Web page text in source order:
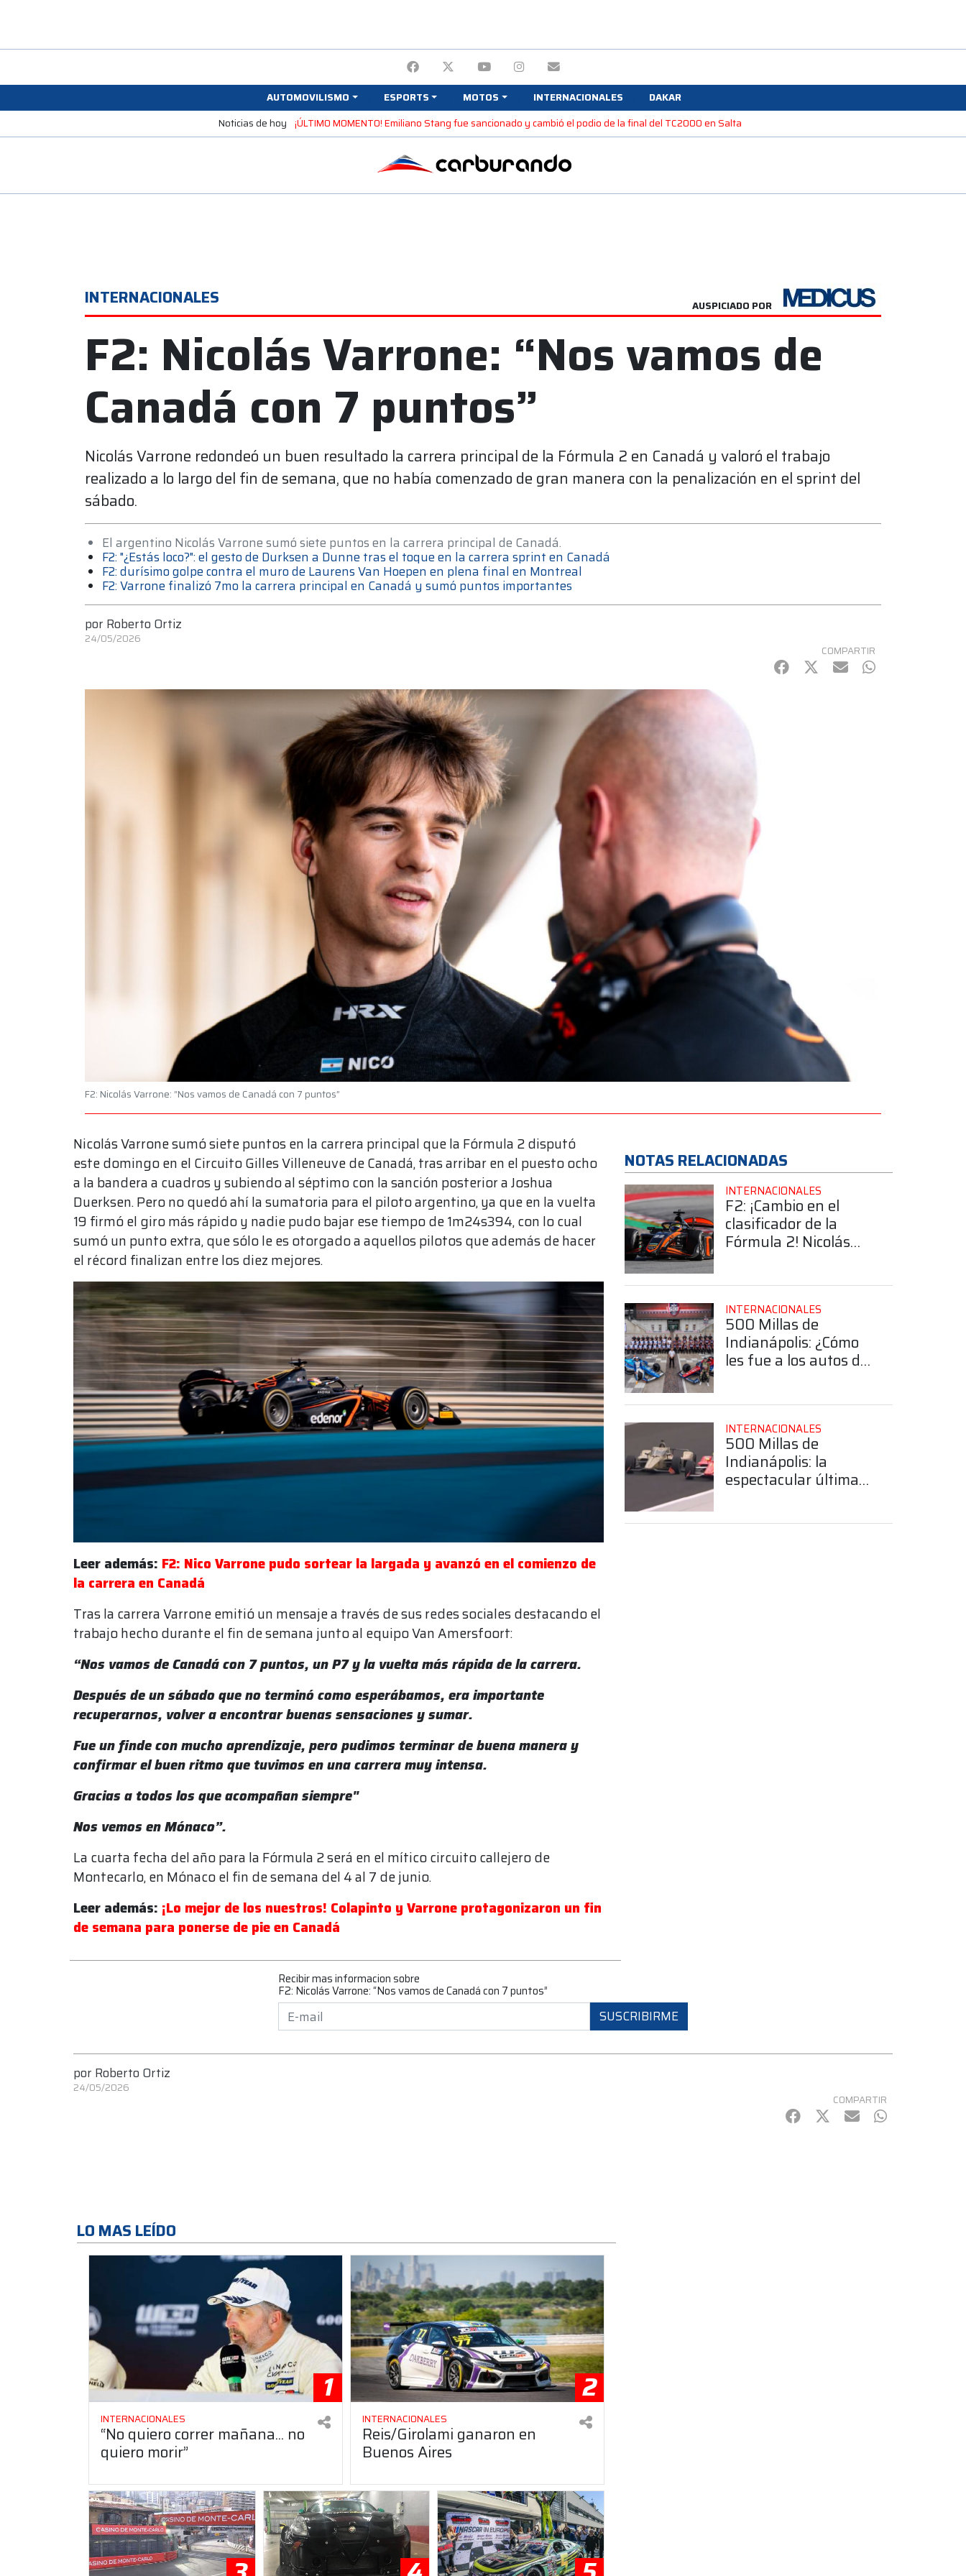
AUTOMOVILISMO ESPORTS MOTOS INTERNACIONALES
DAKAR
Noticias de hoy ¡ÚLTIMO MOMENTO! Emiliano Stang fue sancionado y cambió el podio de la final del TC2000 en Salta
INTERNACIONALES AUSPICIADO POR
F2: Nicolás Varrone: “Nos vamos de
Canadá con 7 puntos”
Nicolás Varrone redondeó un buen resultado la carrera principal de la Fórmula 2 en Canadá y valoró el trabajo
realizado a lo largo del fin de semana, que no había comenzado de gran manera con la penalización en el sprint del
sábado.
El argentino Nicolás Varrone sumó siete puntos en la carrera principal de Canadá.
F2: "¿Estás loco?": el gesto de Durksen a Dunne tras el toque en la carrera sprint en Canadá
F2: durísimo golpe contra el muro de Laurens Van Hoepen en plena final en Montreal
F2: Varrone finalizó 7mo la carrera principal en Canadá y sumó puntos importantes
por Roberto Ortiz
24/05/2026
COMPARTIR
Facebook
Twitter
mail WhatsApp
F2: Nicolás Varrone: “Nos vamos de Canadá con 7 puntos”
Nicolás Varrone sumó siete puntos en la carrera principal que la Fórmula 2 disputó
este domingo en el Circuito Gilles Villeneuve de Canadá, tras arribar en el puesto ocho
a la bandera a cuadros y subiendo al séptimo con la sanción posterior a Joshua
Duerksen. Pero no quedó ahí la sumatoria para el piloto argentino, ya que en la vuelta
19 firmó el giro más rápido y nadie pudo bajar ese tiempo de 1m24s394, con lo cual
sumó un punto extra, que sólo le es otorgado a aquellos pilotos que además de hacer
el récord finalizan entre los diez mejores.
Leer además: F2: Nico Varrone pudo sortear la largada y avanzó en el comienzo de
la carrera en Canadá
Tras la carrera Varrone emitió un mensaje a través de sus redes sociales destacando el
trabajo hecho durante el fin de semana junto al equipo Van Amersfoort:
“Nos vamos de Canadá con 7 puntos, un P7 y la vuelta más rápida de la carrera.
Después de un sábado que no terminó como esperábamos, era importante
recuperarnos, volver a encontrar buenas sensaciones y sumar.
Fue un finde con mucho aprendizaje, pero pudimos terminar de buena manera y
confirmar el buen ritmo que tuvimos en una carrera muy intensa.
Gracias a todos los que acompañan siempre"
Nos vemos en Mónaco”.
La cuarta fecha del año para la Fórmula 2 será en el mítico circuito callejero de
Montecarlo, en Mónaco el fin de semana del 4 al 7 de junio.
Leer además: ¡Lo mejor de los nuestros! Colapinto y Varrone protagonizaron un fin
de semana para ponerse de pie en Canadá
NOTAS RELACIONADAS
INTERNACIONALES
F2: ¡Cambio en el
clasificador de la
Fórmula 2! Nicolás
INTERNACIONALES
500 Millas de
Indianápolis: ¿Cómo
les fue a los autos del
INTERNACIONALES
500 Millas de
Indianápolis: la
espectacular última
Recibir mas informacion sobre
F2: Nicolás Varrone: “Nos vamos de Canadá con 7 puntos”
SUSCRIBIRME
por Roberto Ortiz
24/05/2026
COMPARTIR
Facebook
Twitter
mail WhatsApp
LO MAS LEÍDO
1
INTERNACIONALES
“No quiero correr mañana... no
quiero morir”
2
INTERNACIONALES
Reis/Girolami ganaron en
Buenos Aires